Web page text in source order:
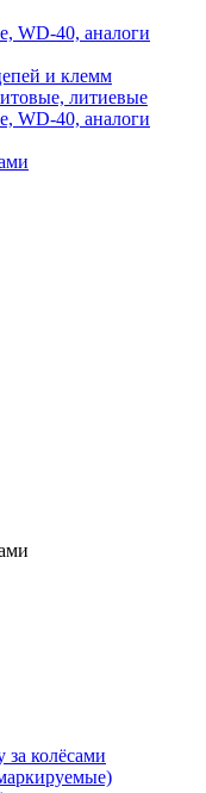
WD-40, аналоги
и клемм
литиевые
WD-40, аналоги
за колёсами